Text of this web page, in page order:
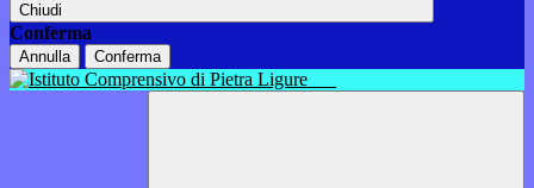
Chiudi
Conferma
Annulla Conferma